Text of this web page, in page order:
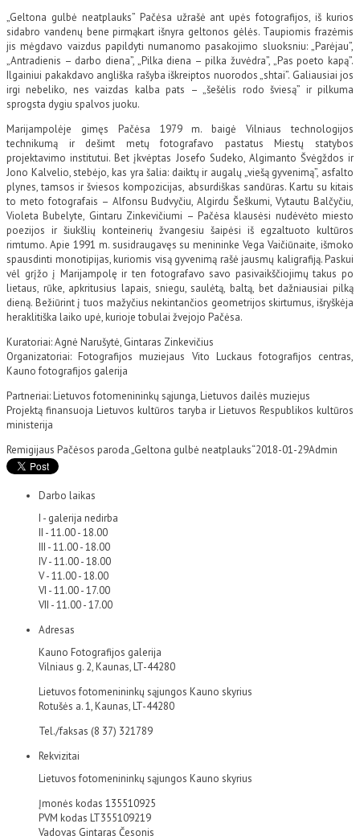
„Geltona gulbė neatplauks” Pačėsa užrašė ant upės fotografijos, iš kurios
sidabro vandenų bene pirmąkart išnyra geltonos gėlės. Taupiomis frazėmis
jis mėgdavo vaizdus papildyti numanomo pasakojimo sluoksniu: „Parėjau”,
„Antradienis – darbo diena”, „Pilka diena – pilka žuvėdra”, „Pas poeto kapą”.
Ilgainiui pakakdavo angliška rašyba iškreiptos nuorodos „shtai”. Galiausiai jos
irgi nebeliko, nes vaizdas kalba pats – „šešėlis rodo šviesą” ir pilkuma
sprogsta dygiu spalvos juoku.
Marijampolėje gimęs Pačėsa 1979 m. baigė Vilniaus technologijos
technikumą ir dešimt metų fotografavo pastatus Miestų statybos
projektavimo institutui. Bet įkvėptas Josefo Sudeko, Algimanto Švėgždos ir
Jono Kalvelio, stebėjo, kas yra šalia: daiktų ir augalų „viešą gyvenimą”, asfalto
plynes, tamsos ir šviesos kompozicijas, absurdiškas sandūras. Kartu su kitais
to meto fotografais – Alfonsu Budvyčiu, Algirdu Šeškumi, Vytautu Balčyčiu,
Violeta Bubelyte, Gintaru Zinkevičiumi – Pačėsa klausėsi nudėvėto miesto
poezijos ir šiukšlių konteinerių žvangesiu šaipėsi iš egzaltuoto kultūros
rimtumo. Apie 1991 m. susidraugavęs su menininke Vega Vaičiūnaite, išmoko
spausdinti monotipijas, kuriomis visą gyvenimą rašė jausmų kaligrafiją. Paskui
vėl grįžo į Marijampolę ir ten fotografavo savo pasivaikščiojimų takus po
lietaus, rūke, apkritusius lapais, sniegu, saulėtą, baltą, bet dažniausiai pilką
dieną. Bežiūrint į tuos mažyčius nekintančios geometrijos skirtumus, išryškėja
heraklitiška laiko upė, kurioje tobulai žvejojo Pačėsa.
Kuratoriai: Agnė Narušytė, Gintaras Zinkevičius
Organizatoriai: Fotografijos muziejaus Vito Luckaus fotografijos centras,
Kauno fotografijos galerija
Partneriai: Lietuvos fotomenininkų sąjunga, Lietuvos dailės muziejus
Projektą finansuoja Lietuvos kultūros taryba ir Lietuvos Respublikos kultūros
ministerija
Remigijaus Pačėsos paroda „Geltona gulbė neatplauks“2018-01-29Admin
Darbo laikas
I - galerija nedirba
II - 11.00 - 18.00
III - 11.00 - 18.00
IV - 11.00 - 18.00
V - 11.00 - 18.00
VI - 11.00 - 17.00
VII - 11.00 - 17.00
Adresas
Kauno Fotografijos galerija
Vilniaus g. 2, Kaunas, LT-44280
Lietuvos fotomenininkų sąjungos Kauno skyrius
Rotušės a. 1, Kaunas, LT-44280
Tel./faksas (8 37) 321789
Rekvizitai
Lietuvos fotomenininkų sąjungos Kauno skyrius
Įmonės kodas 135510925
PVM kodas LT355109219
Vadovas Gintaras Česonis